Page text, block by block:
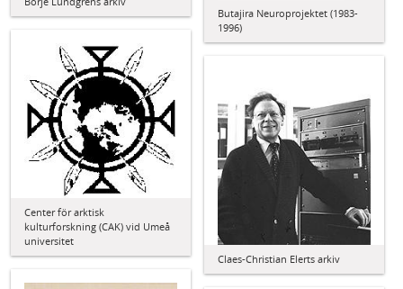
Butajira Neuroprojektet (1983-
1996)
Center för arktisk
kulturforskning (CAK) vid Umeå
universitet
Claes-Christian Elerts arkiv